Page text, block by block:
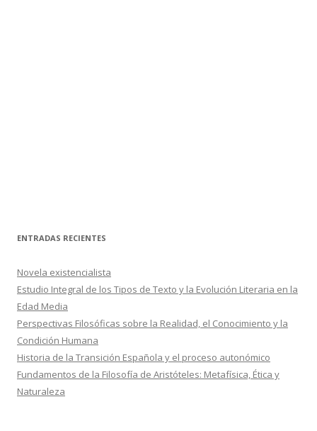
ENTRADAS RECIENTES
Novela existencialista
Estudio Integral de los Tipos de Texto y la Evolución Literaria en la
Edad Media
Perspectivas Filosóficas sobre la Realidad, el Conocimiento y la
Condición Humana
Historia de la Transición Española y el proceso autonómico
Fundamentos de la Filosofía de Aristóteles: Metafísica, Ética y
Naturaleza